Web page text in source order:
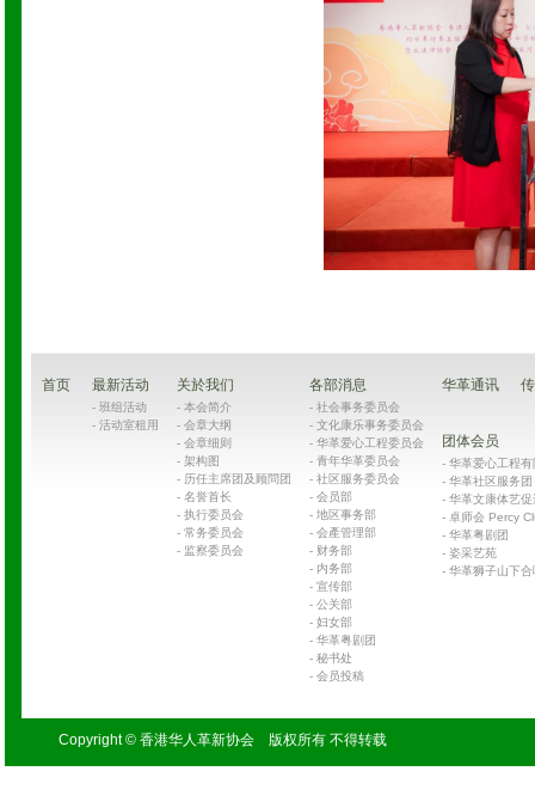
首页 最新活动
- 班组活动
- 活动室租用
关於我们
- 本会简介
- 会章大纲
- 会章细则
- 架构图
- 历任主席团及顾問团
- 名誉首长
- 执行委员会
- 常务委员会
- 监察委员会
各部消息
- 社会事务委员会
- 文化康乐事务委员会
- 华革爱心工程委员会
- 青年华革委员会
- 社区服务委员会
- 会员部
- 地区事务部
- 会產管理部
- 财务部
- 内务部
- 宣传部
- 公关部
- 妇女部
- 华革粤剧团
- 秘书处
- 会员投稿
华革通讯
团体会员
- 华革爱心工程
- 华革社区服务
- 华革文康体艺促
- 卓师会 Percy
- 华革粤剧团
- 姿采艺苑
- 华革狮子山下
Copyright © 香港华人革新协会 版权所有 不得转载